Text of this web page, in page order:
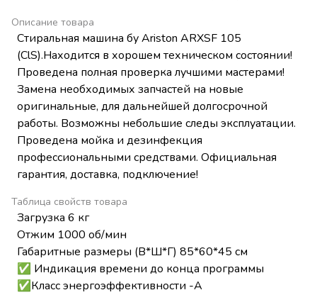
Описание товара
Стиральная машина бу Ariston ARXSF 105
(ClS).Находится в хорошем техническом состоянии!
Проведена полная проверка лучшими мастерами!
Замена необходимых запчастей на новые
оригинальные, для дальнейшей долгосрочной
работы. Возможны небольшие следы эксплуатации.
Проведена мойка и дезинфекция
профессиональными средствами. Официальная
гарантия, доставка, подключение!
Таблица свойств товара
Загрузка 6 кг
Отжим 1000 об/мин
Габаритные размеры (В*Ш*Г) 85*60*45 см
✅ Индикация времени до конца программы
✅Класс энергоэффективности -А